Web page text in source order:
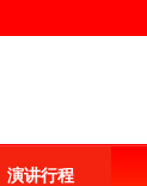
演讲行程